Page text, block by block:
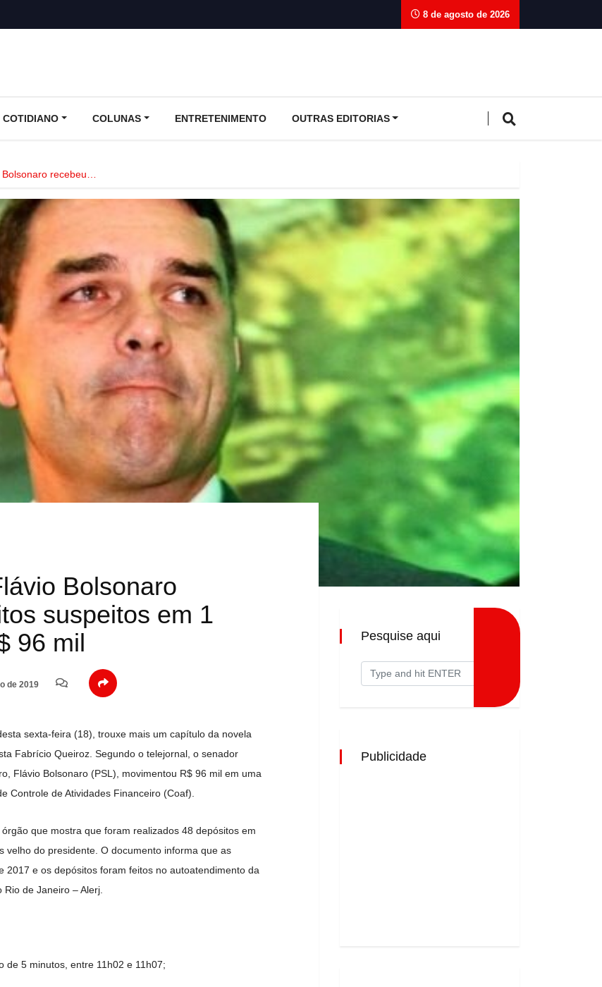
8 de agosto de 2026
COTIDIANO COLUNAS ENTRETENIMENTO OUTRAS EDITORIAS
recebeu…
Bolsonaro
suspeitos em 1
96 mil
de 2019
sexta-feira (18), trouxe mais um capítulo da novela
Fabrício Queiroz. Segundo o telejornal, o senador
Flávio Bolsonaro (PSL), movimentou R$ 96 mil em uma
Controle de Atividades Financeiro (Coaf).
que mostra que foram realizados 48 depósitos em
velho do presidente. O documento informa que as
e os depósitos foram feitos no autoatendimento da
de Janeiro – Alerj.
de 5 minutos, entre 11h02 e 11h07;
Pesquise aqui
Publicidade